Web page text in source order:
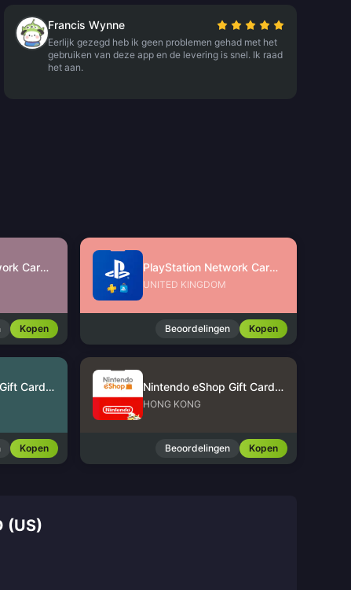
Francis Wynne
Eerlijk gezegd heb ik geen problemen gehad met het
gebruiken van deze app en de levering is snel. Ik raad
het aan.
PlayStation Network Card (MY)
Kopen
PlayStation Network Card (UK)
UNITED KINGDOM
Beoordelingen Kopen
Nintendo eShop Gift Card (US)
Kopen
Nintendo eShop Gift Card (HK)
HONG KONG
Beoordelingen Kopen
(US)